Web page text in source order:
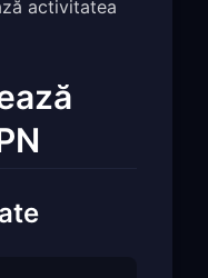
activitatea